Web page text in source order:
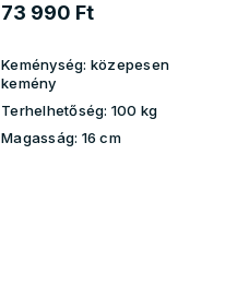
73 990 Ft
Keménység: közepesen
kemény
Terhelhetőség: 100 kg
Magasság: 16 cm